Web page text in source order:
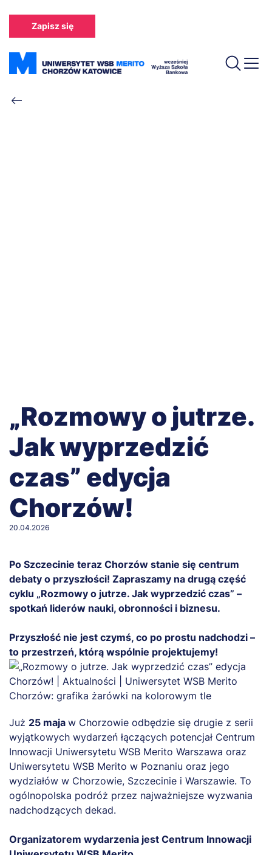
treści
Zapisz się
Ścieżka
„Rozmowy o jutrze.
Jak wyprzedzić
czas” edycja
Chorzów!
20.04.2026
Po Szczecinie teraz Chorzów stanie się centrum
debaty o przyszłości! Zapraszamy na drugą część
cyklu „Rozmowy o jutrze. Jak wyprzedzić czas” –
spotkań liderów nauki, obronności i biznesu.
Przyszłość nie jest czymś, co po prostu nadchodzi –
to przestrzeń, którą wspólnie projektujemy!
Już 25 maja w Chorzowie odbędzie się drugie z serii
wyjątkowych wydarzeń łączących potencjał Centrum
Innowacji Uniwersytetu WSB Merito Warszawa oraz
Uniwersytetu WSB Merito w Poznaniu oraz jego
wydziałów w Chorzowie, Szczecinie i Warszawie. To
ogólnopolska podróż przez najważniejsze wyzwania
nadchodzących dekad.
Organizatorem wydarzenia jest Centrum Innowacji